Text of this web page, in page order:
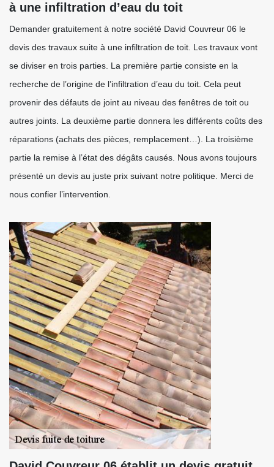
à une infiltration d’eau du toit
Demander gratuitement à notre société David Couvreur 06 le
devis des travaux suite à une infiltration de toit. Les travaux vont
se diviser en trois parties. La première partie consiste en la
recherche de l’origine de l’infiltration d’eau du toit. Cela peut
provenir des défauts de joint au niveau des fenêtres de toit ou
autres joints. La deuxième partie donnera les différents coûts des
réparations (achats des pièces, remplacement…). La troisième
partie la remise à l’état des dégâts causés. Nous avons toujours
présenté un devis au juste prix suivant notre politique. Merci de
nous confier l’intervention.